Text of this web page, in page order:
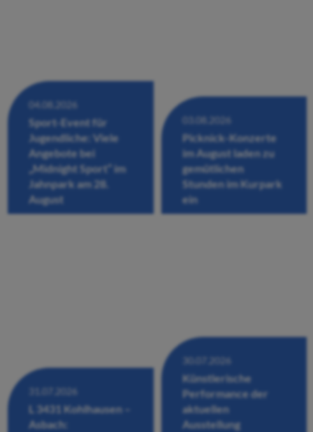
04.08.2026
Sport-Event für
Jugendliche: Viele
Angebote bei
„Midnight Sport“ im
Jahnpark am 28.
August
03.08.2026
Picknick-Konzerte
im August laden zu
gemütlichen
Stunden im Kurpark
ein
31.07.2026
L 3431 Kohlhausen –
Asbach:
30.07.2026
Künstlerische
Performance der
aktuellen
Ausstellung